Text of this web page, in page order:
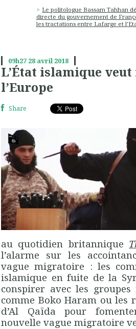
Le politologue Bassam Tahhan
directe du gouvernement de
les tractations entre Lafarge et
09h27 28 avril 2018
L’État islamique
l’Europe
Share
au quotidien britannique
l’alarme sur les
vague migratoire : les
islamique en fuite de la
conspirer avec les
comme Boko Haram ou les
d’Al Qaïda pour
nouvelle vague migratoire